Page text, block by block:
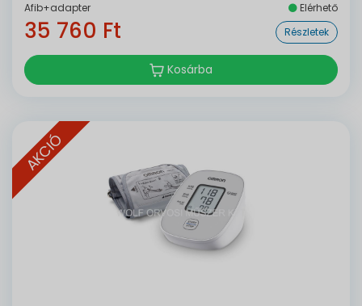
Afib+adapter Elérhető
35 760 Ft Részletek
Kosárba
AKCIÓ